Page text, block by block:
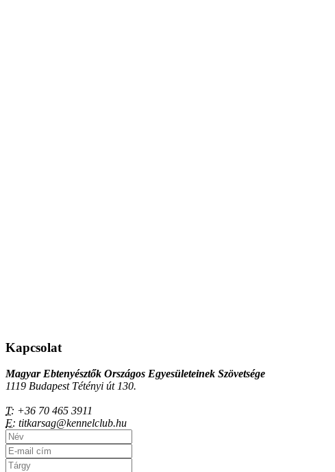
Kapcsolat
Magyar Ebtenyésztők Országos Egyesületeinek Szövetsége
1119 Budapest Tétényi út 130.
T: +36 70 465 3911
E: titkarsag@kennelclub.hu